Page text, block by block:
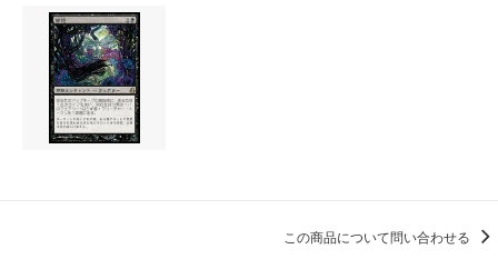
この商品について問い合わせる